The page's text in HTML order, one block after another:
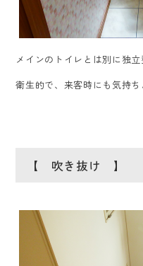
メインのトイレとは別に独
衛生的で、来客時にも気持ち
【 吹き抜け 】